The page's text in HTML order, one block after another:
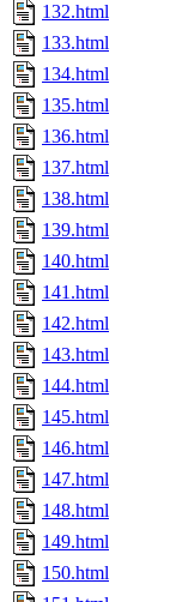
132.html
133.html
134.html
135.html
136.html
137.html
138.html
139.html
140.html
141.html
142.html
143.html
144.html
145.html
146.html
147.html
148.html
149.html
150.html